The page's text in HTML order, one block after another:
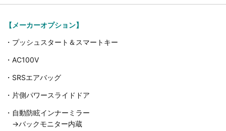
【メーカーオプション】
・プッシュスタート＆スマートキー
・AC100V
・SRSエアバッグ
・片側パワースライドドア
・自動防眩インナーミラー
→バックモニター内蔵